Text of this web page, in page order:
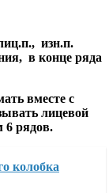
изн.п.
в конце ряда
вместе с
лицевой
6 рядов.
колобка